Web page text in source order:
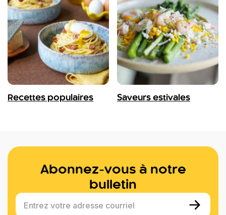
Recettes populaires Saveurs estivales
Abonnez-vous à notre
bulletin
Entrez votre adresse courriel